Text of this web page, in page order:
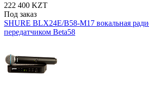
222 400 KZT
Под заказ
SHURE BLX24E/B58-M17 вокальная
передатчиком Beta58